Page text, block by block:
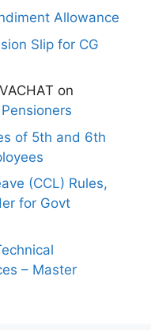
Allowance
Slip for CG
on
of 5th and 6th
(CCL) Rules,
for Govt
– Master